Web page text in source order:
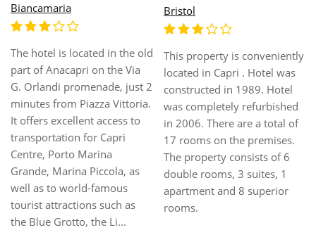
Biancamaria
The hotel is located in the old
part of Anacapri on the Via
G. Orlandi promenade, just 2
minutes from Piazza Vittoria.
It offers excellent access to
transportation for Capri
Centre, Porto Marina
Grande, Marina Piccola, as
well as to world-famous
tourist attractions such as
the Blue Grotto, the Li...
Bristol
This property is conveniently
located in Capri . Hotel was
constructed in 1989. Hotel
was completely refurbished
in 2006. There are a total of
17 rooms on the premises.
The property consists of 6
double rooms, 3 suites, 1
apartment and 8 superior
rooms.